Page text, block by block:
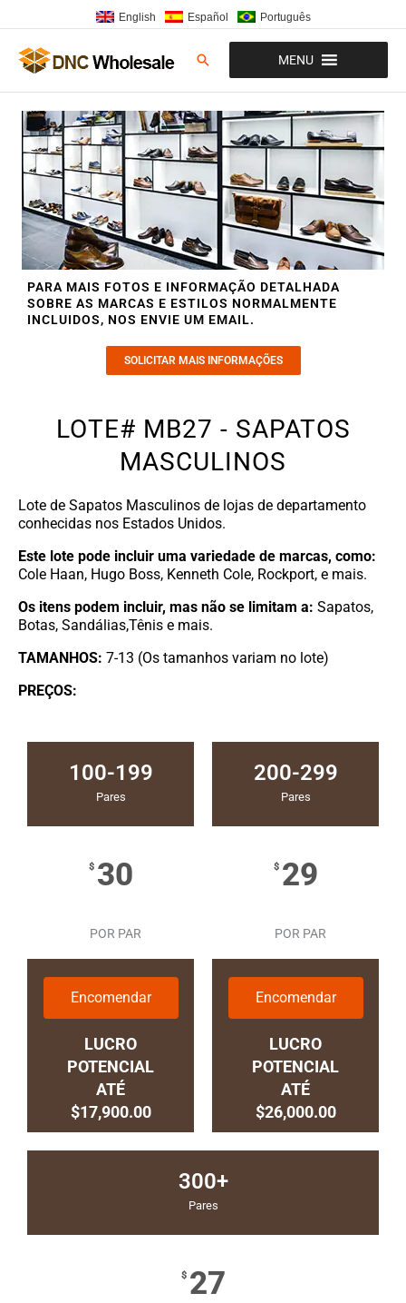
para
conteúdo
English Español Português
Pesquisar MENU
PARA MAIS FOTOS E INFORMAÇÃO DETALHADA
SOBRE AS MARCAS E ESTILOS NORMALMENTE
INCLUIDOS, NOS ENVIE UM EMAIL.
SOLICITAR MAIS INFORMAÇÕES
LOTE# MB27 - SAPATOS
MASCULINOS
Lote de Sapatos Masculinos de lojas de departamento
conhecidas nos Estados Unidos.
Este lote pode incluir uma variedade de marcas, como:
Cole Haan, Hugo Boss, Kenneth Cole, Rockport, e mais.
Os itens podem incluir, mas não se limitam a: Sapatos,
Botas, Sandálias,Tênis e mais.
TAMANHOS: 7-13 (Os tamanhos variam no lote)
PREÇOS:
100-199
Pares
$ 30
POR PAR
Encomendar
LUCRO
POTENCIAL
ATÉ
$17,900.00
200-299
Pares
$ 29
POR PAR
Encomendar
LUCRO
POTENCIAL
ATÉ
$26,000.00
300+
Pares
$ 27